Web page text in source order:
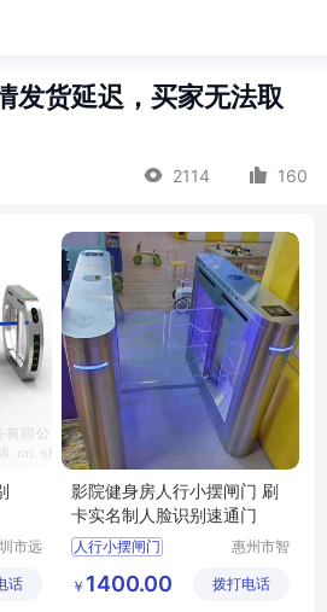
发货延迟，买家无法取
2114 160
市远
限公
话
影院健身房人行小摆闸门 刷
卡实名制人脸识别速通门
人行小摆闸门
刷卡实名制速通门
惠州市智
技有限公
￥ 1400.00 拨打电话